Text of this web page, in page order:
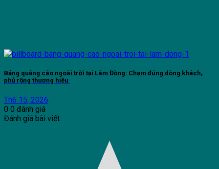
Bảng quảng cáo ngoài trời tại Lâm Đồng: Chạm đúng dòng khách,
phủ rộng thương hiệu
Th6 15, 2026
0 0 đánh giá
Đánh giá bài viết